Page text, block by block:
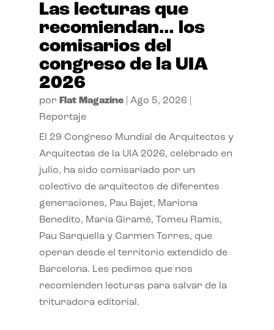
Las lecturas que
recomiendan… los
comisarios del
congreso de la UIA
2026
por Flat Magazine| Ago 5, 2026
Reportaje
El 29 Congreso Mundial de Arquitectos y
Arquitectas de la UIA 2026, celebrado en
julio, ha sido comisariado por un
colectivo de arquitectos de diferentes
generaciones, Pau Bajet, Mariona
Benedito, Maria Giramé, Tomeu Ramis,
Pau Sarquella y Carmen Torres, que
operan desde el territorio extendido de
Barcelona. Les pedimos que nos
recomienden lecturas para salvar de la
trituradora editorial.